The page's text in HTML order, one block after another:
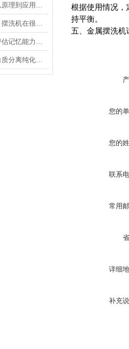
根据使用情况，
持平衡。
五、金属摆洗机
您的
您的
联系
常用
详细
补充